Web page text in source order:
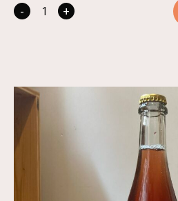
-
quantité
+